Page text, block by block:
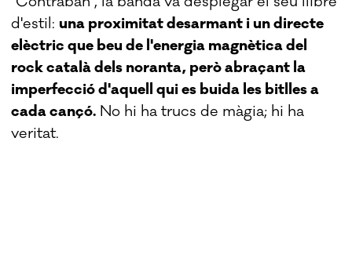
d'estil: una proximitat desarmant i un directe
elèctric que beu de l'energia magnètica del
rock català dels noranta, però abraçant la
imperfecció d'aquell qui es buida les bitlles a
cada cançó. No hi ha trucs de màgia; hi ha
veritat.